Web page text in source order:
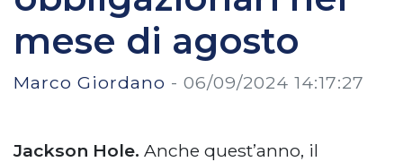
mese di agosto
Marco Giordano - 06/09/2024 14:17:27
Jackson Hole. Anche quest’anno, il